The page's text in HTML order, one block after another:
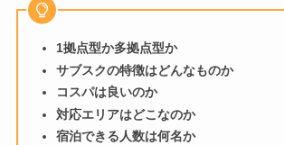
1拠点型か多拠点型か
サブスクの特徴はどんなものか
コスパは良いのか
対応エリアはどこなのか
宿泊できる人数は何名か